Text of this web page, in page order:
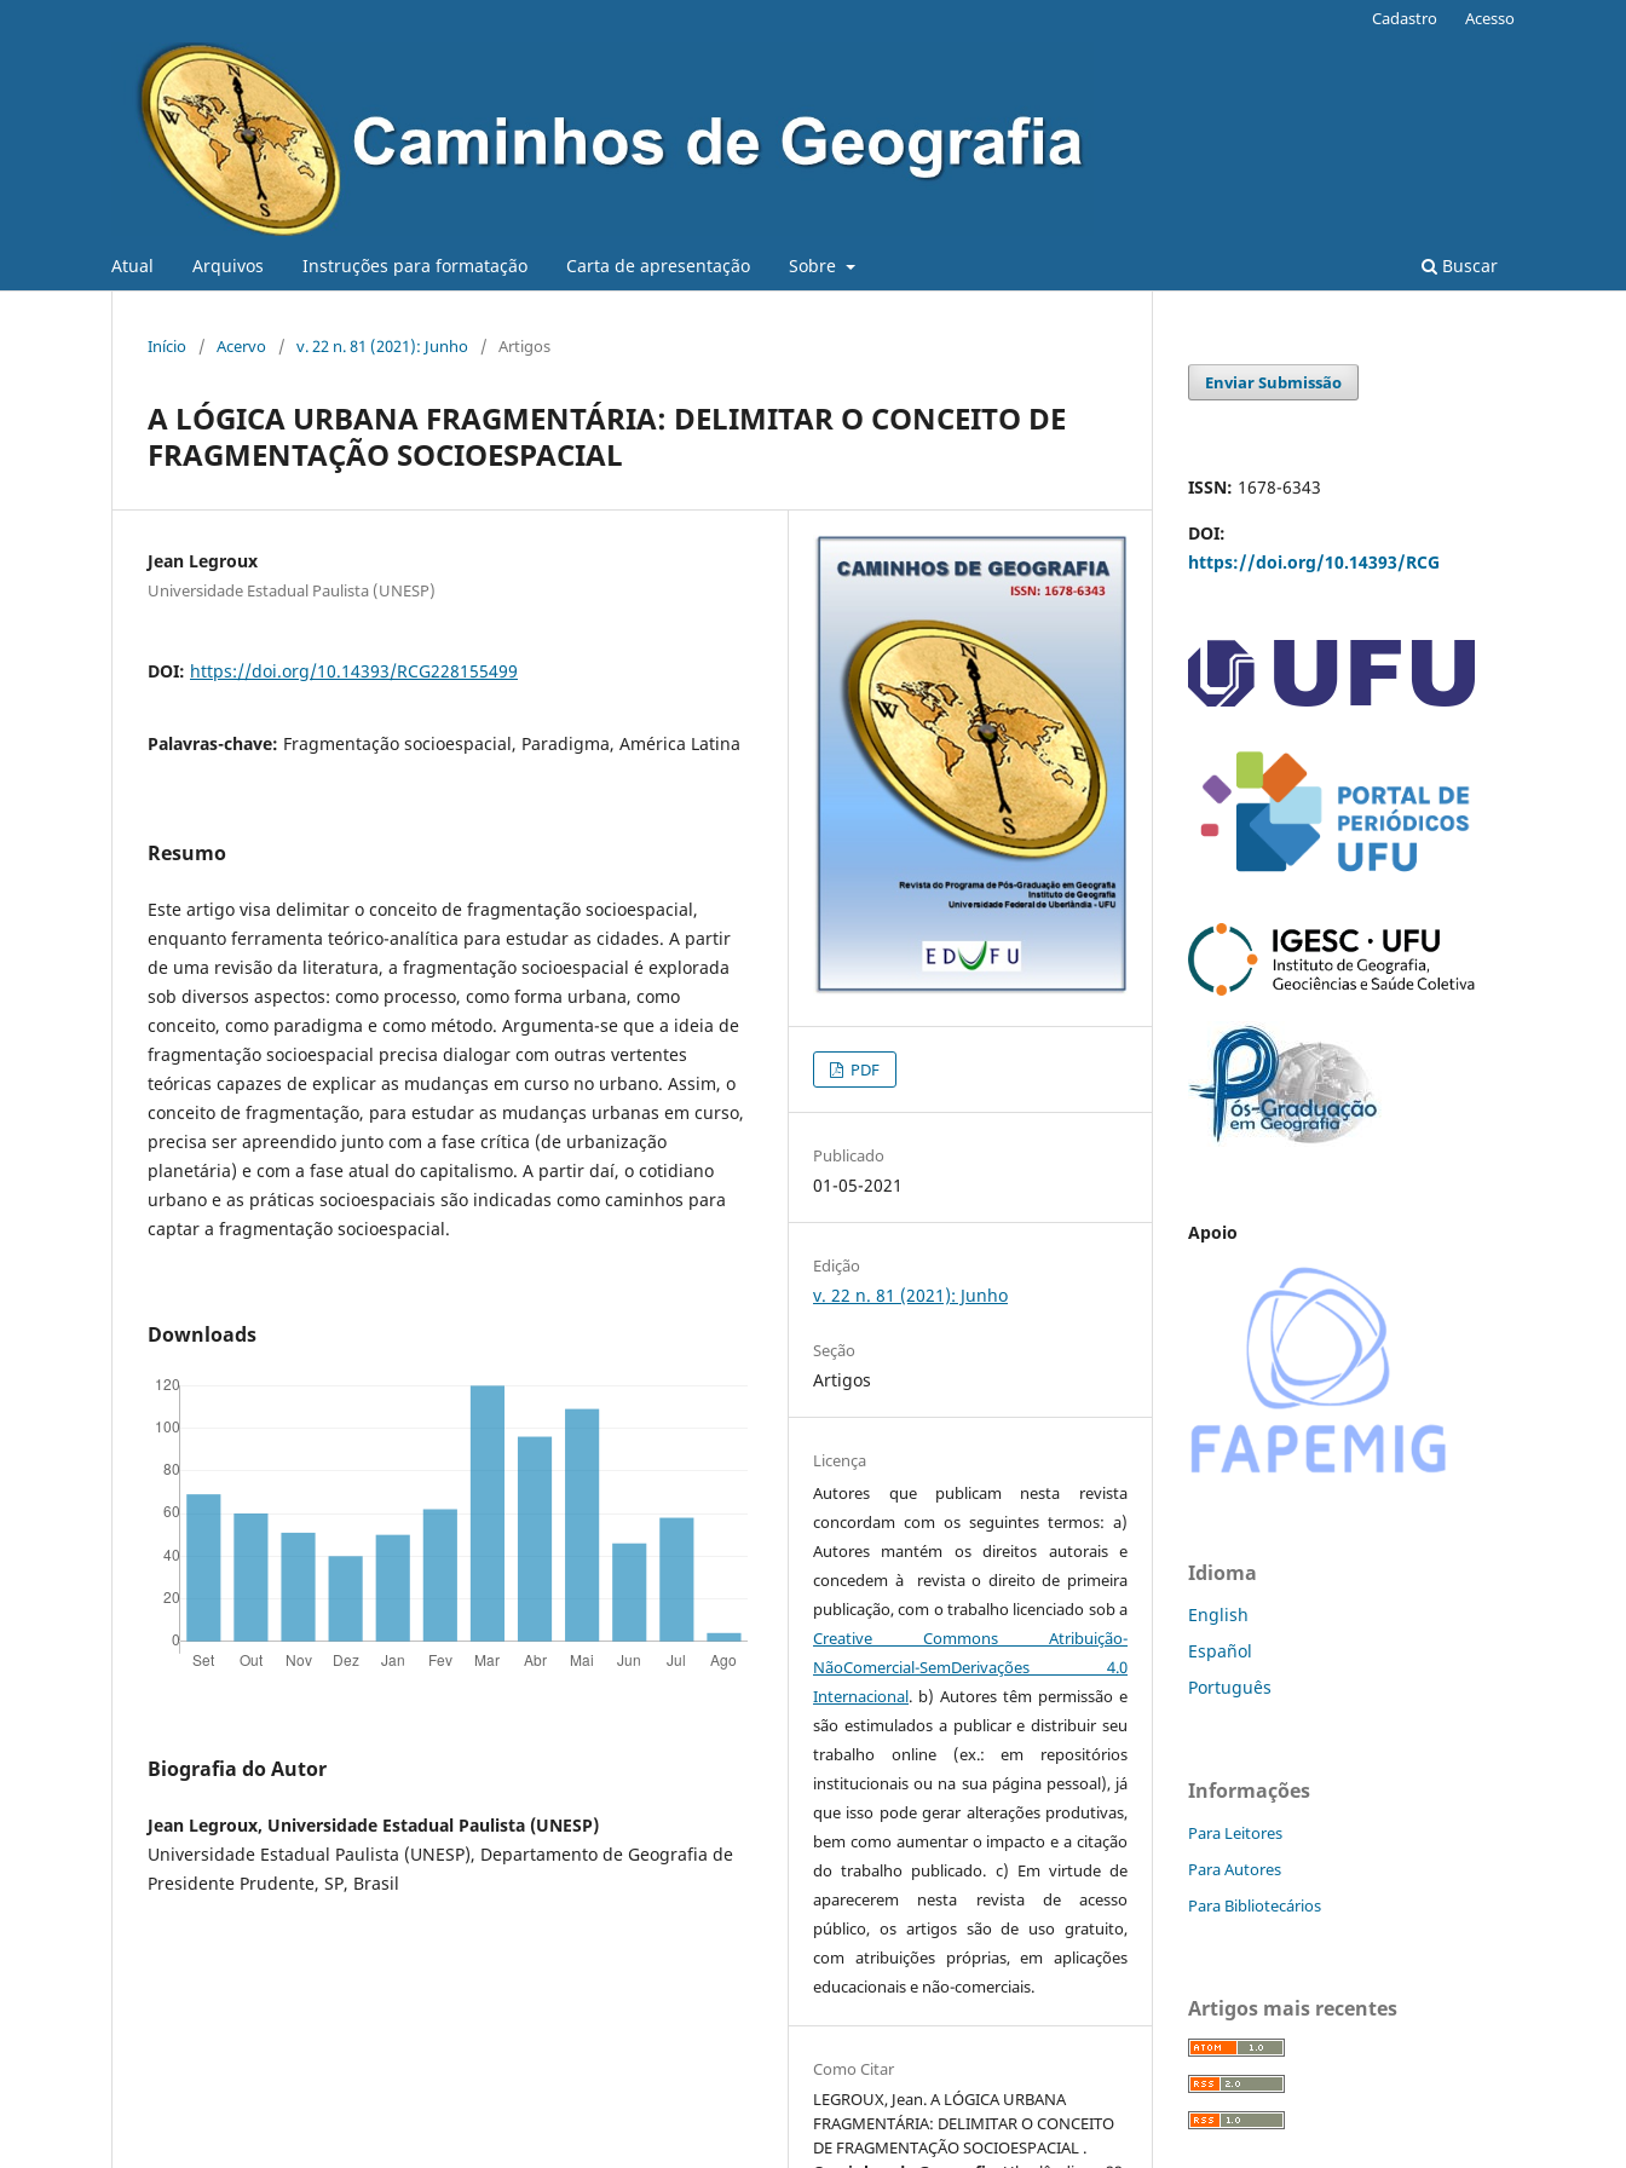
Atual Arquivos Instruções para formatação Carta de apresentação Sobre Buscar
Cadastro Acesso
Início / Acervo / v. 22 n. 81 (2021): Junho / Artigos
A LÓGICA URBANA FRAGMENTÁRIA: DELIMITAR O CONCEITO DE
FRAGMENTAÇÃO SOCIOESPACIAL
Jean Legroux
Universidade Estadual Paulista (UNESP)
DOI: https://doi.org/10.14393/RCG228155499
Palavras-chave: Fragmentação socioespacial, Paradigma, América Latina
Resumo
Este artigo visa delimitar o conceito de fragmentação socioespacial,
enquanto ferramenta teórico-analítica para estudar as cidades. A partir
de uma revisão da literatura, a fragmentação socioespacial é explorada
sob diversos aspectos: como processo, como forma urbana, como
conceito, como paradigma e como método. Argumenta-se que a ideia de
fragmentação socioespacial precisa dialogar com outras vertentes
teóricas capazes de explicar as mudanças em curso no urbano. Assim, o
conceito de fragmentação, para estudar as mudanças urbanas em curso,
precisa ser apreendido junto com a fase crítica (de urbanização
planetária) e com a fase atual do capitalismo. A partir daí, o cotidiano
urbano e as práticas socioespaciais são indicadas como caminhos para
captar a fragmentação socioespacial.
Downloads
Biografia do Autor
Jean Legroux, Universidade Estadual Paulista (UNESP)
Universidade Estadual Paulista (UNESP), Departamento de Geografia de
Presidente Prudente, SP, Brasil
PDF
Publicado
01-05-2021
Edição
v. 22 n. 81 (2021): Junho
Seção
Artigos
Licença
Autores que publicam nesta revista
concordam com os seguintes termos: a)
Autores mantém os direitos autorais e
concedem à revista o direito de primeira
publicação, com o trabalho licenciado sob a
Creative Commons Atribuição-
NãoComercial-SemDerivações 4.0
Internacional. b) Autores têm permissão e
são estimulados a publicar e distribuir seu
trabalho online (ex.: em repositórios
institucionais ou na sua página pessoal), já
que isso pode gerar alterações produtivas,
bem como aumentar o impacto e a citação
do trabalho publicado. c) Em virtude de
aparecerem nesta revista de acesso
público, os artigos são de uso gratuito,
com atribuições próprias, em aplicações
educacionais e não-comerciais.
Como Citar
LEGROUX, Jean. A LÓGICA URBANA
FRAGMENTÁRIA: DELIMITAR O CONCEITO
DE FRAGMENTAÇÃO SOCIOESPACIAL .
Enviar Submissão
ISSN: 1678-6343
DOI:
https://doi.org/10.14393/RCG
Apoio
Idioma
English
Español
Português
Informações
Para Leitores
Para Autores
Para Bibliotecários
Artigos mais recentes